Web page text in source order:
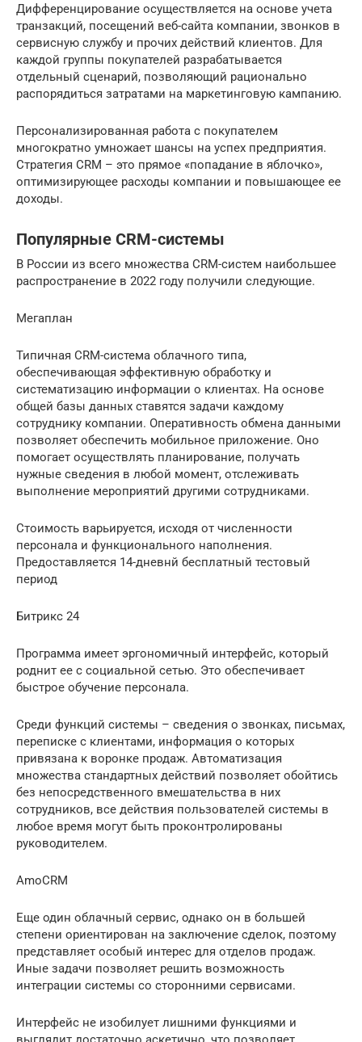
Дифференцирование осуществляется на основе учета
транзакций, посещений веб-сайта компании, звонков в
сервисную службу и прочих действий клиентов. Для
каждой группы покупателей разрабатывается
отдельный сценарий, позволяющий рационально
распорядиться затратами на маркетинговую кампанию.
Персонализированная работа с покупателем
многократно умножает шансы на успех предприятия.
Стратегия CRM – это прямое «попадание в яблочко»,
оптимизирующее расходы компании и повышающее ее
доходы.
Популярные CRM-системы
В России из всего множества CRM-систем наибольшее
распространение в 2022 году получили следующие.
Мегаплан
Типичная CRM-система облачного типа,
обеспечивающая эффективную обработку и
систематизацию информации о клиентах. На основе
общей базы данных ставятся задачи каждому
сотруднику компании. Оперативность обмена данными
позволяет обеспечить мобильное приложение. Оно
помогает осуществлять планирование, получать
нужные сведения в любой момент, отслеживать
выполнение мероприятий другими сотрудниками.
Стоимость варьируется, исходя от численности
персонала и функционального наполнения.
Предоставляется 14-дневнй бесплатный тестовый
период
Битрикс 24
Программа имеет эргономичный интерфейс, который
роднит ее с социальной сетью. Это обеспечивает
быстрое обучение персонала.
Среди функций системы – сведения о звонках, письмах,
переписке с клиентами, информация о которых
привязана к воронке продаж. Автоматизация
множества стандартных действий позволяет обойтись
без непосредственного вмешательства в них
сотрудников, все действия пользователей системы в
любое время могут быть проконтролированы
руководителем.
AmoCRM
Еще один облачный сервис, однако он в большей
степени ориентирован на заключение сделок, поэтому
представляет особый интерес для отделов продаж.
Иные задачи позволяет решить возможность
интеграции системы со сторонними сервисами.
Интерфейс не изобилует лишними функциями и